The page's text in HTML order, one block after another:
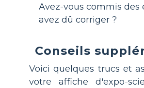
Avez-vous commis des
avez dû corriger ?
Conseils
Voici quelques trucs et
votre affiche d'expo-